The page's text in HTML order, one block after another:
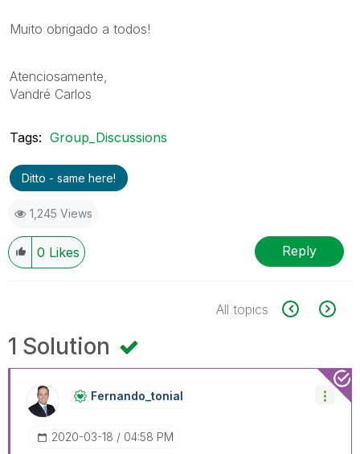
Muito obrigado a todos!
Atenciosamente,
Vandré Carlos
Tags: Group_Discussions
Ditto - same here!
1,245 Views
0 Likes Reply
All topics
1 Solution
Fernando_tonial
‎2020-03-18 04:58 PM